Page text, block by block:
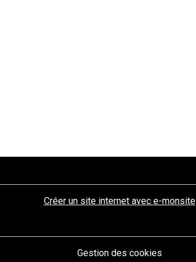
Créer un site internet avec e-monsite
Gestion des cookies